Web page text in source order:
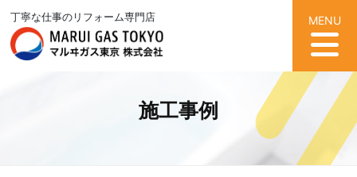
丁寧な仕事のリフォーム専門店 MENU
施工事例